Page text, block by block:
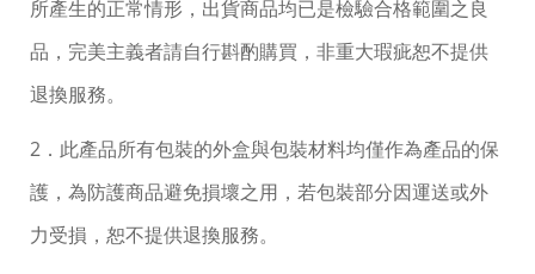
所產生的正常情形，出貨商品均已是檢驗合格範圍之良
品，完美主義者請自行斟酌購買，非重大瑕疵恕不提供
退換服務。
2．此產品所有包裝的外盒與包裝材料均僅作為產品的保
護，為防護商品避免損壞之用，若包裝部分因運送或外
力受損，恕不提供退換服務。